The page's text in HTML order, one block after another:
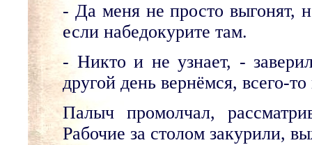
- Да меня не просто выгонят,
если набедокурите там.
- Никто и не узнает, -
другой день вернёмся, всего-
Палыч промолчал,
Рабочие за столом закурили,